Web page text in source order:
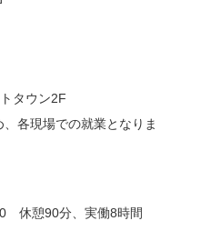
タウン2F
各現場での就業となりま
休憩90分、実働8時間